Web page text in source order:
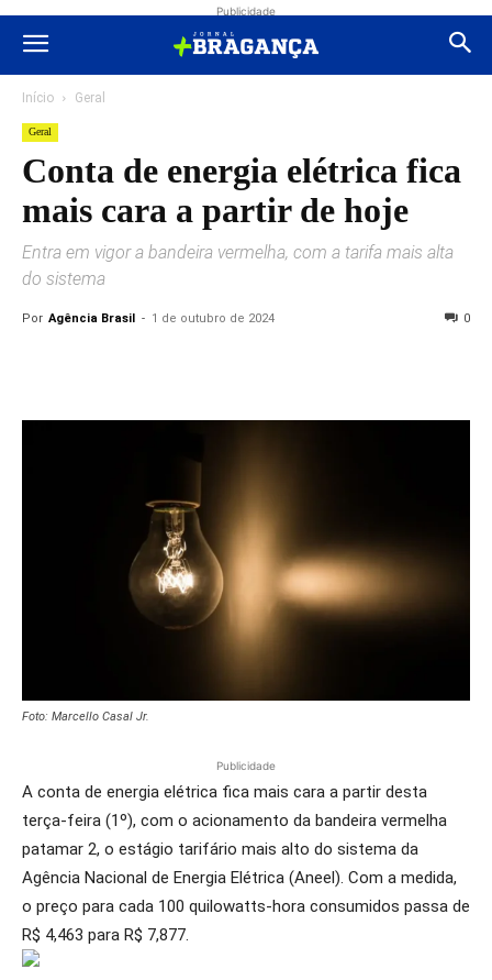
Publicidade
Início Geral
Geral
Conta de energia elétrica fica
mais cara a partir de hoje
Entra em vigor a bandeira vermelha, com a tarifa mais alta
do sistema
Por Agência Brasil - 1 de outubro de 2024 0
Foto: Marcello Casal Jr.
Publicidade
A conta de energia elétrica fica mais cara a partir desta
terça-feira (1º), com o acionamento da bandeira vermelha
patamar 2, o estágio tarifário mais alto do sistema da
Agência Nacional de Energia Elétrica (Aneel). Com a medida,
o preço para cada 100 quilowatts-hora consumidos passa de
R$ 4,463 para R$ 7,877.